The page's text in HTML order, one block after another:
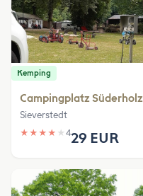
Kemping
Campingplatz Süderholz
Sieverstedt
★ ★ ★ ★ ★ 429 EUR